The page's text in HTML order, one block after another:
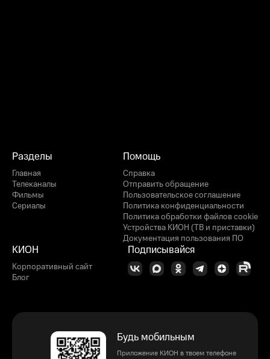
Разделы
Главная
Телеканалы
Фильмы
Сериалы
Помощь
Справка
Отправить обращение
Пользовательское соглашение
Политика конфиденциальности
Политика обработки файлов cookie
Устройства КИОН (ТВ и приставки)
Документация пользования ПО
КИОН
Корпоративный сайт
Блог
Подписывайся
Будь мобильным
Приложение КИОН в твоем телефоне